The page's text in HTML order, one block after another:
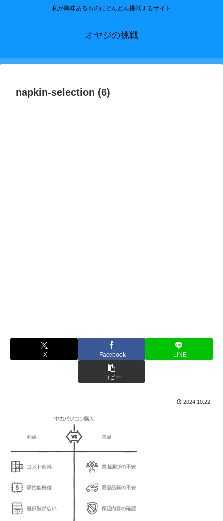
私が興味あるものにどんどん挑戦するサイト
オヤジの挑戦
napkin-selection (6)
X Facebook LINE
コピー
2024.10.22